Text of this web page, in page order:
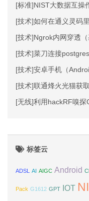
[标准]NIST大数据互操
[技术]如何在通义灵码
[技术]Ngrok内网穿透（
[技术]菜刀连接
[技术]安卓手机（
[技术]联通烽火光猫获
[无线]利用hackRF嗅
标签云
ADSL AI AIGC Android
Pack G1612 GPT IOT